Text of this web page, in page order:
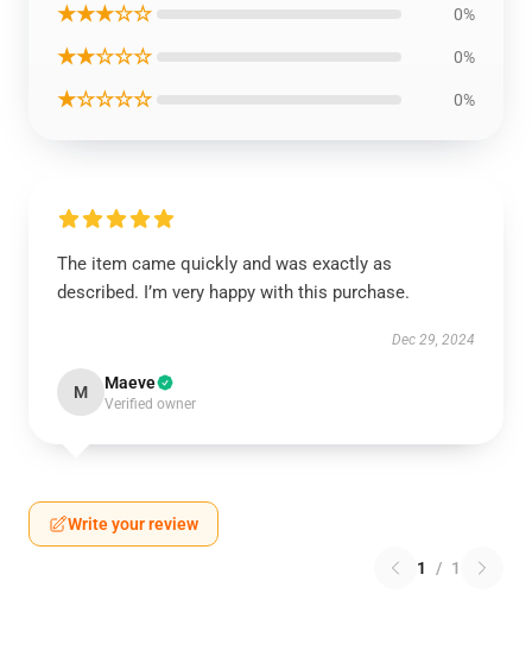
★★★☆☆ 0%
★★☆☆☆ 0%
★☆☆☆☆ 0%
The item came quickly and was exactly as
described. I’m very happy with this purchase.
Dec 29, 2024
M Maeve
Verified owner
Write your review
1 / 1